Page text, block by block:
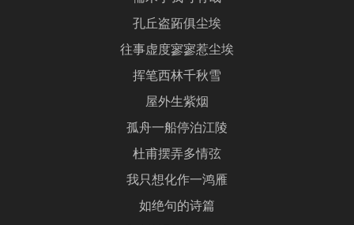
孔丘盗跖俱尘埃
往事虚度寥寥惹尘埃
挥笔西林千秋雪
屋外生紫烟
孤舟一船停泊江陵
杜甫摆弄多情弦
我只想化作一鸿雁
如绝句的诗篇